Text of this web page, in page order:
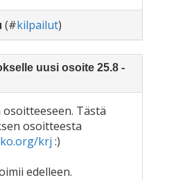
(#kilpailut)
uusi osoite 25.8 -
Tästä
osoitteesta
krj :)
edelleen.